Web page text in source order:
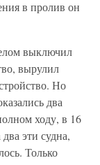
в пролив он
выключил
вырулил
Но
два
ходу, в 16
эти судна,
Только